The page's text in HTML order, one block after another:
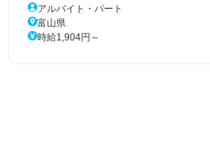
アルバイト・パート
富山県
時給1,904円～